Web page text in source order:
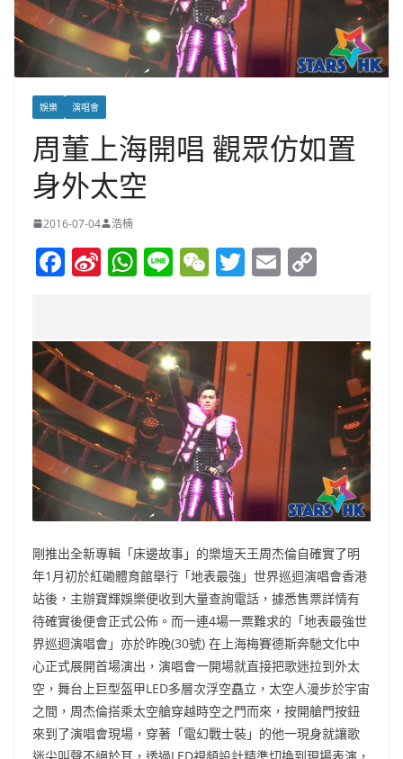
娛樂 演唱會
周董上海開唱 觀眾仿如置
身外太空
2016-07-04 浩楠
F
e
b
o
o
k
Si
W
ei
b
o
W
s
A
p
p
Li W
h
at
T
er
E
l y
n
k
剛推出全新專輯「床邊故事」的樂壇天王周杰倫自確實了明
年1月初於紅磡體育館舉行「地表最強」世界巡迴演唱會香港
站後，主辦寶輝娛樂便收到大量查詢電話，據悉售票詳情有
待確實後便會正式公佈。而一連4場一票難求的「地表最強世
界巡迴演唱會」亦於昨晚(30號) 在上海梅賽德斯奔馳文化中
心正式展開首場演出，演唱會一開場就直接把歌迷拉到外太
空，舞台上巨型盔甲LED多層次浮空矗立，太空人漫步於宇宙
之間，周杰倫搭乘太空艙穿越時空之門而來，按開艙門按鈕
來到了演唱會現場，穿著「電幻戰士裝」的他一現身就讓歌